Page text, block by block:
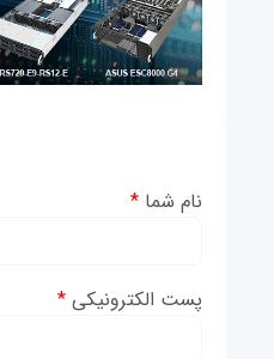
نام شما *
پست الکترونیکی *